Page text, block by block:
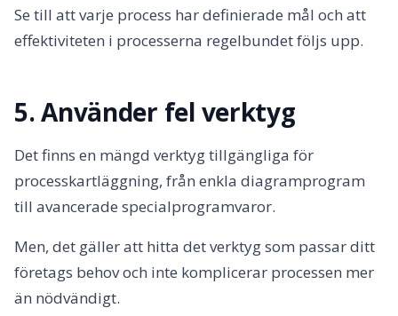
Se till att varje process har definierade mål och att
effektiviteten i processerna regelbundet följs upp.
5. Använder fel verktyg
Det finns en mängd verktyg tillgängliga för
processkartläggning, från enkla diagramprogram
till avancerade specialprogramvaror.
Men, det gäller att hitta det verktyg som passar ditt
företags behov och inte komplicerar processen mer
än nödvändigt.